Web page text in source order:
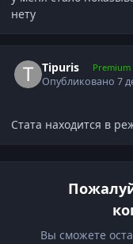
нету
Tipuris Premium
Опубликовано7
Стата находится в
Вы сможете